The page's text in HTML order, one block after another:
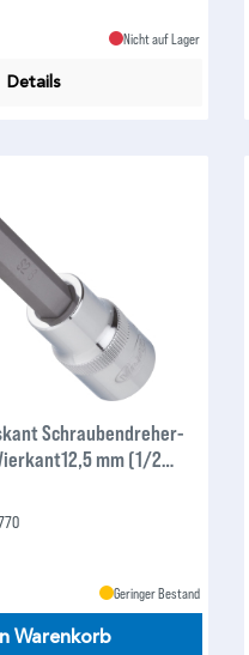
Nicht auf Lager
Details
Schraubendreher-
mm (1/2
Profil ∙ 11 mm
Geringer Bestand
Warenkorb